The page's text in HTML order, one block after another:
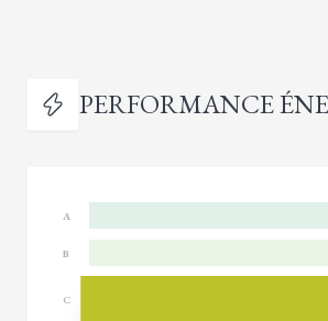
PERFORMANCE
A
B
C